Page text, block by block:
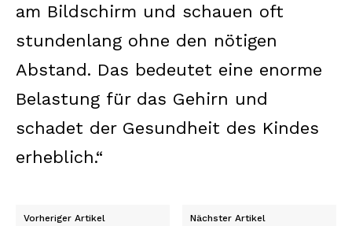
am Bildschirm und schauen oft
stundenlang ohne den nötigen
Abstand. Das bedeutet eine enorme
Belastung für das Gehirn und
schadet der Gesundheit des Kindes
erheblich.“
Vorheriger Artikel Nächster Artikel